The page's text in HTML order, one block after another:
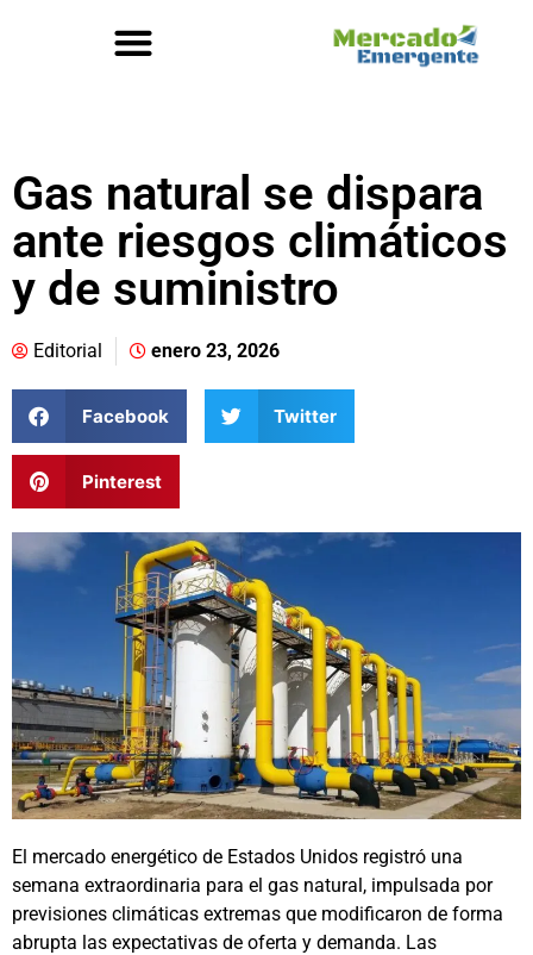
Gas natural se dispara
ante riesgos climáticos
y de suministro
Editorial enero 23, 2026
Facebook Twitter
Pinterest
El mercado energético de Estados Unidos registró una
semana extraordinaria para el gas natural, impulsada por
previsiones climáticas extremas que modificaron de forma
abrupta las expectativas de oferta y demanda. Las